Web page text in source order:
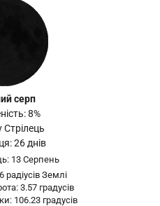
серп
8%
Стрілець
26 днів
13 Серпень
радіусів Землі
3.57 градусів
106.23 градусів